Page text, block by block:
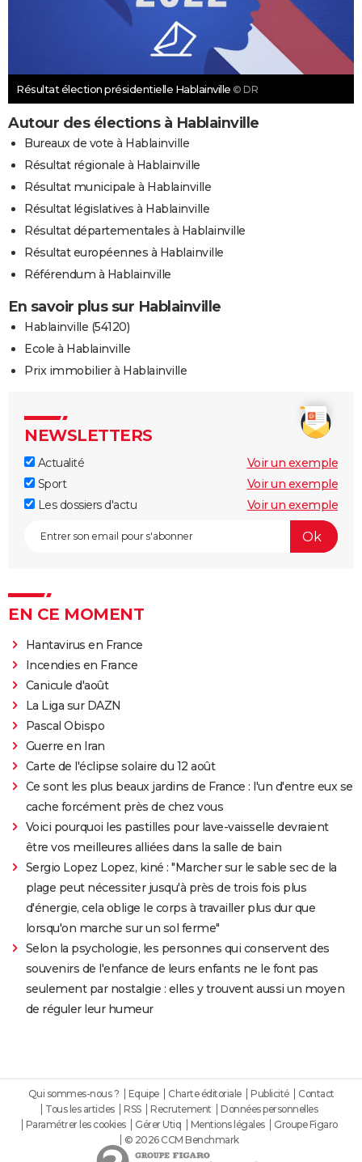
Résultat élection présidentielle Hablainville © DR
Autour des élections à Hablainville
Bureaux de vote à Hablainville
Résultat régionale à Hablainville
Résultat municipale à Hablainville
Résultat législatives à Hablainville
Résultat départementales à Hablainville
Résultat européennes à Hablainville
Référendum à Hablainville
En savoir plus sur Hablainville
Hablainville (54120)
Ecole à Hablainville
Prix immobilier à Hablainville
NEWSLETTERS
Actualité
Voir un exemple
Sport
Voir un exemple
Les dossiers d'actu
Voir un exemple
EN CE MOMENT
Hantavirus en France
Incendies en France
Canicule d'août
La Liga sur DAZN
Pascal Obispo
Guerre en Iran
Carte de l'éclipse solaire du 12 août
Ce sont les plus beaux jardins de France : l'un d'entre eux se
cache forcément près de chez vous
Voici pourquoi les pastilles pour lave-vaisselle devraient
être vos meilleures alliées dans la salle de bain
Sergio Lopez Lopez, kiné : "Marcher sur le sable sec de la
plage peut nécessiter jusqu'à près de trois fois plus
d'énergie, cela oblige le corps à travailler plus dur que
lorsqu'on marche sur un sol ferme"
Selon la psychologie, les personnes qui conservent des
souvenirs de l'enfance de leurs enfants ne le font pas
seulement par nostalgie : elles y trouvent aussi un moyen
de réguler leur humeur
Qui sommes-nous ? Equipe Charte éditoriale Publicité
Contact
Tous les articles
RSS Recrutement
Données personnelles
Paramétrer les cookies
Gérer Utiq Mentions légales
Groupe Figaro
© 2026 CCM Benchmark